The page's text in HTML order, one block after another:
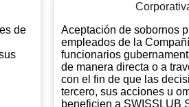
de
Aceptación de sobornos
empleados de la
funcionarios
de manera directa o a
con el fin de que las
tercero, sus acciones u
beneficien a SWISSLUB